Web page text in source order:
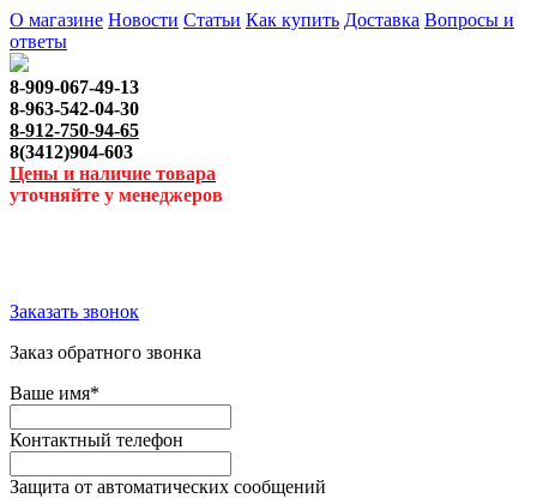
О магазине Новости Статьи Как купить Доставка Вопросы и
ответы
8-909-067-49-13
8-963-542-04-30
8-912-750-94-65
8(3412)904-603
Цены и наличие товара
уточняйте у менеджеров
Заказать звонок
Заказ обратного звонка
Ваше имя*
Контактный телефон
Защита от автоматических сообщений